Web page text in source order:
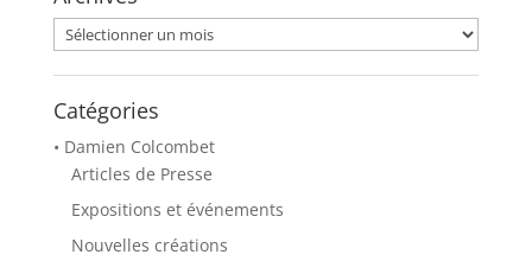
Archives
Catégories
• Damien Colcombet
Articles de Presse
Expositions et événements
Nouvelles créations